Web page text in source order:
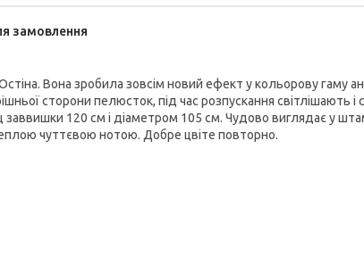
замовлення
Вона зробила зовсім новий ефект у кольорову гаму
сторони пелюсток, під час розпускання світлішають
120 см і діаметром 105 см. Чудово виглядає у
чуттєвою нотою. Добре цвіте повторно.